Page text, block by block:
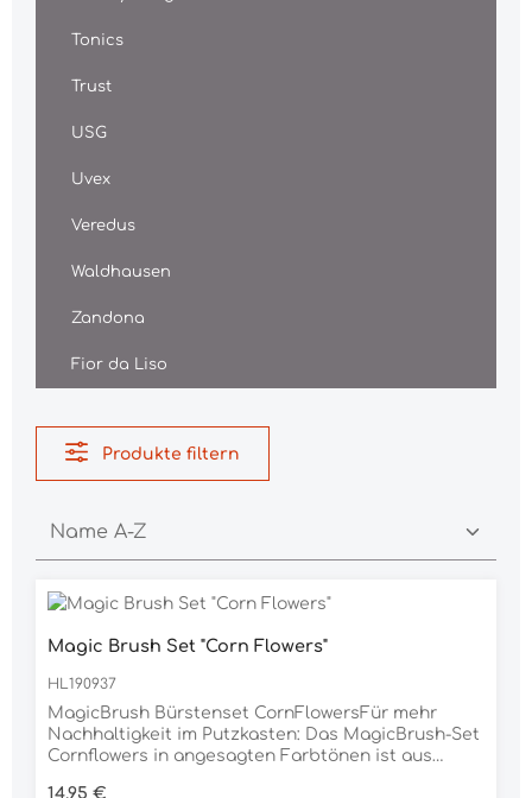
Tonics
Trust
USG
Uvex
Veredus
Waldhausen
Zandona
Fior da Liso
Produkte filtern
Magic Brush Set "Corn Flowers"
HL190937
MagicBrush Bürstenset CornFlowersFür mehr
Nachhaltigkeit im Putzkasten: Das MagicBrush-Set
Cornflowers in angesagten Farbtönen ist aus
Regulärer Preis:
14,95 €